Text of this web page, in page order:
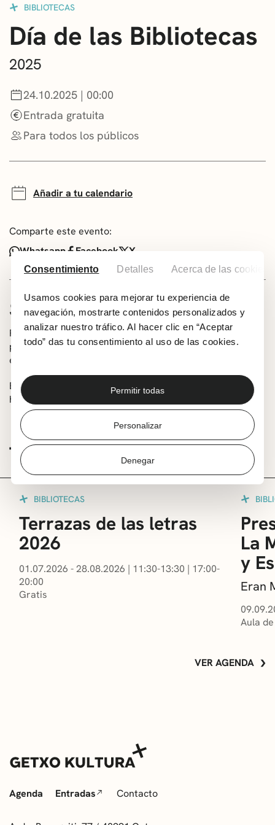
Consentimiento Detalles Acerca de las cookies
Usamos cookies para mejorar tu experiencia de
navegación, mostrarte contenidos personalizados y
analizar nuestro tráfico. Al hacer clic en “Aceptar
todo” das tu consentimiento al uso de las cookies.
Permitir todas
Personalizar
Denegar
NOTICIAS
GETXO KULTURA
ASOCIACIONES CULTURALES
BIBLIOTECAS
Día de las Bibliotecas
2025
24.10.2025 | 00:00
Entrada gratuita
Para todos los públicos
Añadir a tu calendario
Comparte este evento:
Whatsapp
Facebook X
SOBRE LA ACTIVIDAD
Para celebrar esta fecha, quienes utilicen el servicio de
préstamos recibirán un libro de regalo (hasta agotar
existencias).
Bibliotecas de Romo, Villamonte y San Nicolás, en el
horario de apertura de los centros.
TE PUEDE INTERESAR
BIBLIOTECAS
Terrazas de las letras
2026
01.07.2026 - 28.08.2026 | 11:30-13:30 | 17:00-
20:00
Gratis
La
y
Eran
Aula
VER AGENDA
Agenda Entradas Contacto